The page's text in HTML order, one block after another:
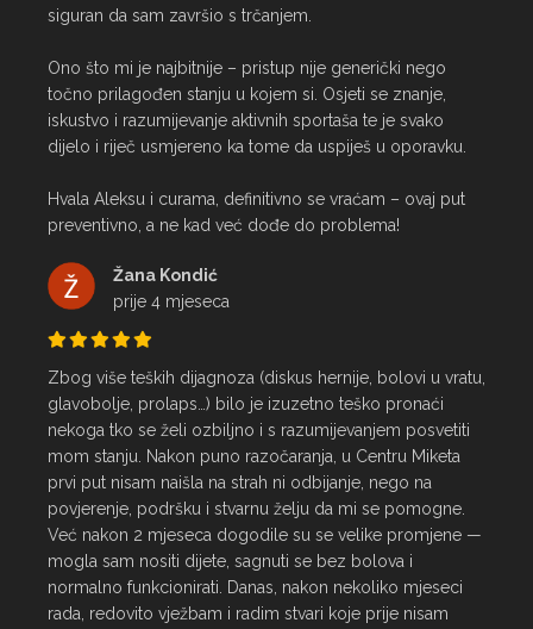
siguran da sam završio s trčanjem.
Ono što mi je najbitnije – pristup nije generički nego
točno prilagođen stanju u kojem si. Osjeti se znanje,
iskustvo i razumijevanje aktivnih sportaša te je svako
dijelo i riječ usmjereno ka tome da uspiješ u oporavku.
Hvala Aleksu i curama, definitivno se vraćam – ovaj put
preventivno, a ne kad već dođe do problema!
Žana Kondić
prije 4 mjeseca
Zbog više teških dijagnoza (diskus hernije, bolovi u vratu,
glavobolje, prolaps…) bilo je izuzetno teško pronaći
nekoga tko se želi ozbiljno i s razumijevanjem posvetiti
mom stanju. Nakon puno razočaranja, u Centru Miketa
prvi put nisam naišla na strah ni odbijanje, nego na
povjerenje, podršku i stvarnu želju da mi se pomogne.
Već nakon 2 mjeseca dogodile su se velike promjene —
mogla sam nositi dijete, sagnuti se bez bolova i
normalno funkcionirati. Danas, nakon nekoliko mjeseci
rada, redovito vježbam i radim stvari koje prije nisam